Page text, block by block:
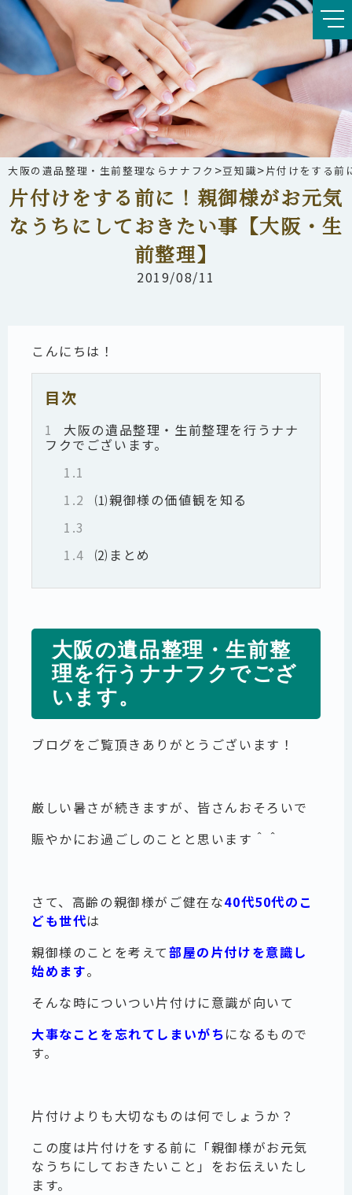
大阪の遺品整理・生前整理ならナナフク >豆知識> 片付けをする前
片付けをする前に！親御様がお元気
なうちにしておきたい事【大阪・生
前整理】
2019/08/11
こんにちは！
目次
1 大阪の遺品整理・生前整理を行うナナ
フクでございます。
1.1
1.2
⑴親御様の価値観を知る
1.3
1.4
⑵まとめ
大阪の遺品整理・生前整
理を行うナナフクでござ
います。
ブログをご覧頂きありがとうございます！
厳しい暑さが続きますが、皆さんおそろいで
賑やかにお過ごしのことと思います＾＾
さて、高齢の親御様がご健在な40代50代のこ
ども世代は
親御様のことを考えて部屋の片付けを意識し
始めます。
そんな時についつい片付けに意識が向いて
大事なことを忘れてしまいがちになるもので
す。
片付けよりも大切なものは何でしょうか？
この度は片付けをする前に 「親御様がお元気
なうちにしておきたいこと」 をお伝えいたし
ます。